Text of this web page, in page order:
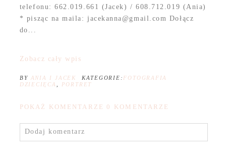
telefonu: 662.019.661 (Jacek) / 608.712.019 (Ania)
* pisząc na maila: jacekanna@gmail.com Dołącz
do...
Zobacz cały wpis
BY ANIA I JACEK KATEGORIE: FOTOGRAFIA
DZIECIĘCA
PORTRET
POKAŻ KOMENTARZE 0 KOMENTARZE
Dodaj komentarz